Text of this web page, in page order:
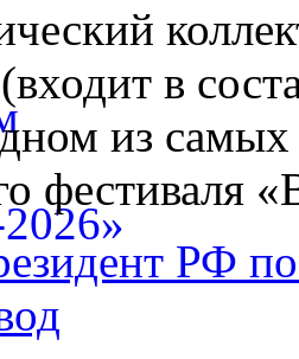
(входит в
из
фестиваля
РФ